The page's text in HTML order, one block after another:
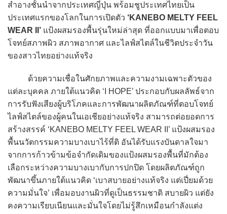
สำอางชั้นนำจากประเทศญี่ปุ่น พร้อมชูประเทศไทยเป็น
ประเทศแรกของโลกในการเปิดตัว ‘KANEBO MELTY FEEL
WEAR II’ แป้งผสมรองพื้นรุ่นใหม่ล่าสุด ที่ออกแบบมาเพื่อตอบ
โจทย์สภาพผิว สภาพอากาศ และไลฟ์สไตล์ในชีวิตประจำวัน
ของสาวไทยอย่างแท้จริง
ด้วยความเชื่อในศักยภาพและความงามเฉพาะตัวของ
แต่ละบุคคล ภายใต้แนวคิด ‘I HOPE’ ประกอบกับผลลัพธ์จาก
การรับฟังเสียงผู้บริโภคและการพัฒนาผลิตภัณฑ์ที่ตอบโจทย์
ไลฟ์สไตล์ของผู้คนในเอเชียอย่างแท้จริง สามารถต่อยอดการ
สร้างสรรค์ ‘KANEBO MELTY FEEL WEAR II’ แป้งผสมรอง
พื้นนวัตกรรมความบางเบาไร้ที่ติ อันได้รับแรงบันดาลใจมา
จากการก้าวข้ามข้อจำกัดเดิมของแป้งผสมรองพื้นที่มักต้อง
เลือกระหว่างความบางเบากับการปกปิด โดยผลิตภัณฑ์ถูก
พัฒนาขึ้นภายใต้แนวคิด ‘เบาสบายอย่างแท้จริง แต่เปี่ยมด้วย
ความมั่นใจ’ เพื่อมอบงานผิวที่ดูเป็นธรรมชาติ สบายผิว แต่ยัง
คงความเรียบเนียนและมั่นใจโดยไม่รู้สึกเหมือนกำลังแต่ง